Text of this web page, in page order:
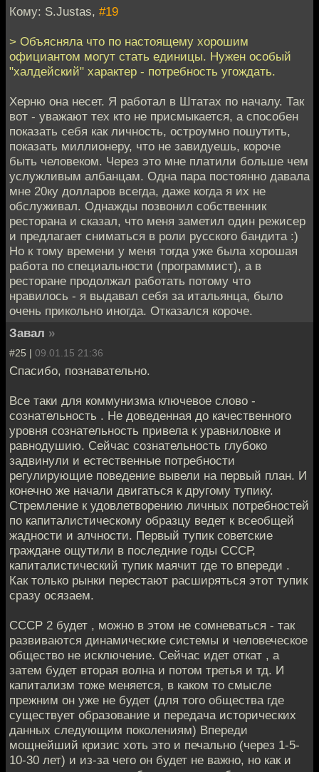
Кому: S.Justas, #19
> Объясняла что по настоящему хорошим
официантом могут стать единицы. Нужен особый
"халдейский" характер - потребность угождать.
Херню она несет. Я работал в Штатах по началу. Так
вот - уважают тех кто не присмыкается, а способен
показать себя как личность, остроумно пошутить,
показать миллионеру, что не завидуешь, короче
быть человеком. Через это мне платили больше чем
услужливым албанцам. Одна пара постоянно давала
мне 20ку долларов всегда, даже когда я их не
обслуживал. Однажды позвонил собственник
ресторана и сказал, что меня заметил один режисер
и предлагает сниматься в роли русского бандита :)
Но к тому времени у меня тогда уже была хорошая
работа по специальности (программист), а в
ресторане продолжал работать потому что
нравилось - я выдавал себя за итальянца, было
очень прикольно иногда. Отказался короче.
Завал »
#25 | 09.01.15 21:36
Спасибо, познавательно.
Все таки для коммунизма ключевое слово -
сознательность . Не доведенная до качественного
уровня сознательность привела к уравниловке и
равнодушию. Сейчас сознательность глубоко
задвинули и естественные потребности
регулирующие поведение вывели на первый план. И
конечно же начали двигаться к другому тупику.
Стремление к удовлетворению личных потребностей
по капиталистическому образцу ведет к всеобщей
жадности и алчности. Первый тупик советские
граждане ощутили в последние годы СССР,
капиталистический тупик маячит где то впереди .
Как только рынки перестают расширяться этот тупик
сразу осязаем.
СССР 2 будет , можно в этом не сомневаться - так
развиваются динамические системы и человеческое
общество не исключение. Сейчас идет откат , а
затем будет вторая волна и потом третья и тд. И
капитализм тоже меняется, в каком то смысле
прежним он уже не будет (для того общества где
существует образование и передача исторических
данных следующим поколениям) Впереди
мощнейший кризис хоть это и печально (через 1-5-
10-30 лет) и из-за чего он будет не важно, но как и